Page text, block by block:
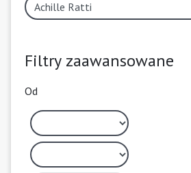
Filtry zaawansowane
Od